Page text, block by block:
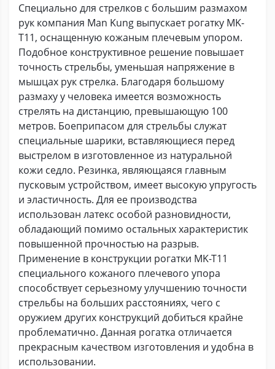
Специально для стрелков с большим размахом
рук компания Man Kung выпускает рогатку MK-
T11, оснащенную кожаным плечевым упором.
Подобное конструктивное решение повышает
точность стрельбы, уменьшая напряжение в
мышцах рук стрелка. Благодаря большому
размаху у человека имеется возможность
стрелять на дистанцию, превышающую 100
метров. Боеприпасом для стрельбы служат
специальные шарики, вставляющиеся перед
выстрелом в изготовленное из натуральной
кожи седло. Резинка, являющаяся главным
пусковым устройством, имеет высокую упругость
и эластичность. Для ее производства
использован латекс особой разновидности,
обладающий помимо остальных характеристик
повышенной прочностью на разрыв.
Применение в конструкции рогатки MK-T11
специального кожаного плечевого упора
способствует серьезному улучшению точности
стрельбы на больших расстояниях, чего с
оружием других конструкций добиться крайне
проблематично. Данная рогатка отличается
прекрасным качеством изготовления и удобна в
использовании.